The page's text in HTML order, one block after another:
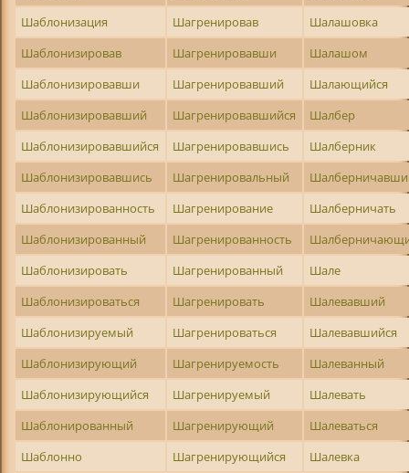
Шаблонизация
Шагренировав
Шалашовка
Шаблонизировав
Шагренировавши
Шалашом
Шаблонизировавши
Шагренировавший
Шалающийся
Шаблонизировавший
Шагренировавшийся
Шалбер
Шаблонизировавшийся
Шагренировавшись
Шалберник
Шаблонизировавшись
Шагренировальный
Шаблонизированность
Шагренирование
Шалберничать
Шаблонизированный
Шагренированность
Шаблонизировать
Шагренированный
Шале
Шаблонизироваться
Шагренировать
Шалевавший
Шаблонизируемый
Шагренироваться
Шалевавшийся
Шаблонизирующий
Шагренируемость
Шалеванный
Шаблонизирующийся
Шагренируемый
Шалевать
Шаблонированный
Шагренирующий
Шалеваться
Шаблонно
Шагренирующийся
Шалевка